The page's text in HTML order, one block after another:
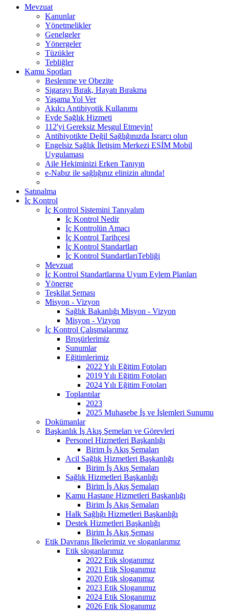
Mevzuat
Kanunlar
Yönetmelikler
Genelgeler
Yönergeler
Tüzükler
Tebliğler
Kamu Spotları
Beslenme ve Obezite
Sigarayı Bırak, Hayatı Bırakma
Yaşama Yol Ver
Akılcı Antibiyotik Kullanımı
Evde Sağlık Hizmeti
112'yi Gereksiz Meşgul Etmeyin!
Antibiyotikte Değil Sağlığınızda Israrcı olun
Engelsiz Sağlık İletişim Merkezi ESİM Mobil
Uygulaması
Aile Hekiminizi Erken Tanıyın
e-Nabız ile sağlığınız elinizin altında!
Satınalma
İç Kontrol
İç Kontrol Sistemini Tanıyalım
İç Kontrol Nedir
İç Kontrolün Amacı
İç Kontrol Tarihçesi
İç Kontrol Standartları
İç Kontrol StandartlarıTebliği
Mevzuat
İç Kontrol Standartlarına Uyum Eylem Planları
Yönerge
Teşkilat Şeması
Misyon - Vizyon
Sağlık Bakanlığı Misyon - Vizyon
Misyon - Vizyon
İç Kontrol Çalışmalarımız
Broşürlerimiz
Sunumlar
Eğitimlerimiz
2022 Yılı Eğitim Fotoları
2019 Yılı Eğitim Fotoları
2024 Yılı Eğitim Fotoları
Toplantılar
2023
2025 Muhasebe İş ve İşlemleri Sunumu
Dokümanlar
Başkanlık İş Akış Şemeları ve Görevleri
Personel Hizmetleri Başkanlığı
Birim İş Akış Şemaları
Acil Sağlık Hizmetleri Başkanlığı
Birim İş Akış Şemaları
Sağlık Hizmetleri Başkanlığı
Birim İş Akış Şemaları
Kamu Hastane Hizmetleri Başkanlığı
Birim İş Akış Şemaları
Halk Sağlığı Hizmetleri Başkanlığı
Destek Hizmetleri Başkanlığı
Birim İş Akış Şeması
Etik Davranış İlkelerimiz ve sloganlarımız
Etik sloganlarımız
2022 Etik sloganımız
2021 Etik Sloganımız
2020 Etik sloganımız
2023 Etik Sloganımız
2024 Etik Sloganımız
2026 Etik Sloganımız